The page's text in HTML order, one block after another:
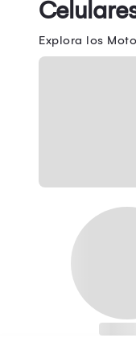
Explora los